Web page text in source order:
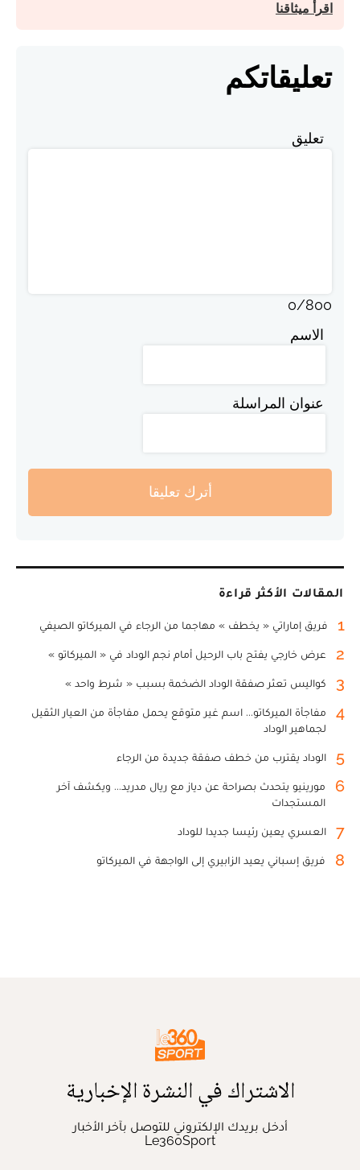
اقرأ ميثاقنا
تعليقاتكم
تعليق
0/800
الاسم
عنوان المراسلة
أترك تعليقا
المقالات الأكثر قراءة
1 فريق إماراتي « يخطف » مهاجما من الرجاء في الميركاتو الصيفي
2 عرض خارجي يفتح باب الرحيل أمام نجم الوداد في « الميركاتو »
3 كواليس تعثر صفقة الوداد الضخمة بسبب « شرط واحد »
4
مفاجأة الميركاتو... اسم غير متوقع يحمل مفاجأة من العيار الثقيل
لجماهير الوداد
5 الوداد يقترب من خطف صفقة جديدة من الرجاء
6
مورينيو يتحدث بصراحة عن دياز مع ريال مدريد... ويكشف آخر
المستجدات
7 العسري يعين رئيسا جديدا للوداد
8 فريق إسباني يعيد الزابيري إلى الواجهة في الميركاتو
الاشتراك في النشرة الإخبارية
أدخل بريدك الإلكتروني للتوصل بآخر الأخبار
Le360Sport